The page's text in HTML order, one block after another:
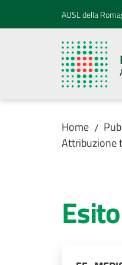
Vai al contenuto
Vai alla navigazione
AUSL della
Home /
Attribuzione
Esito